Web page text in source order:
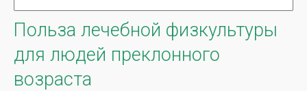
Польза лечебной физкультуры
для людей преклонного
возраста